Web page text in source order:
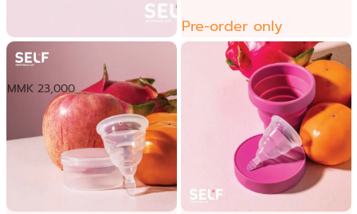
တစ်ကိုယ်ရည်အသုံးပြုနိုင်သော
အမျိုးသမီးလစဥ်သုံး ဆီလီကွန်ခွက်
MMK 23,000
Pre-order only